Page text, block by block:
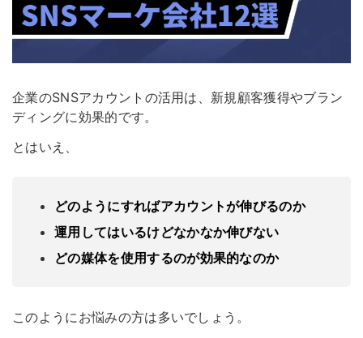
企業のSNSアカウントの活用は、新規顧客獲得やブラン
ディングに効果的です。
とはいえ、
どのようにすればアカウントが伸びるのか
運用してはいるけどなかなか伸びない
どの媒体を使用するのが効果的なのか
このようにお悩みの方は多いでしょう。